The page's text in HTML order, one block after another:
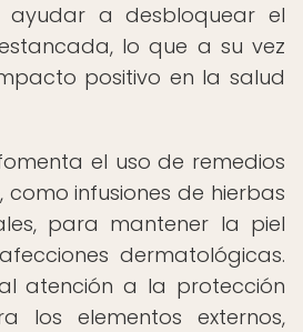
ayudar a desbloquear el
lo que a su vez
positivo en la salud
el uso de remedios
infusiones de hierbas
para mantener la piel
dermatológicas.
atención a la protección
los elementos externos,